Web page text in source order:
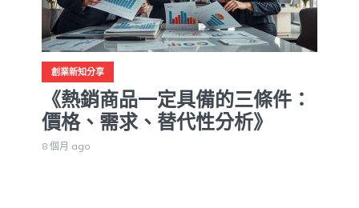
創業新知分享
《熱銷商品一定具備的三條件：
價格、需求、替代性分析》
8 個月 ago